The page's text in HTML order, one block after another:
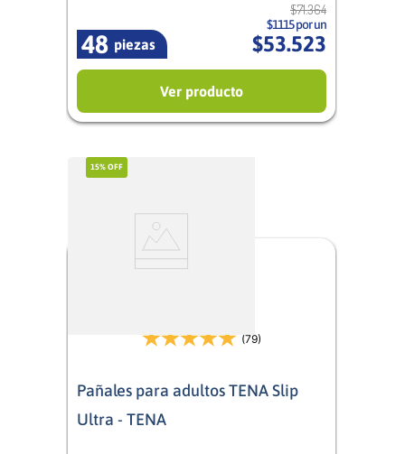
piezas
48
$71.364
$1115 por un
$53.523
Ver producto
15% OFF
(79)
Pañales para adultos TENA Slip
Ultra - TENA